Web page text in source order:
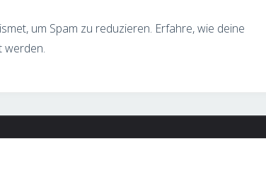
um Spam zu reduzieren. Erfahre, wie deine
werden.